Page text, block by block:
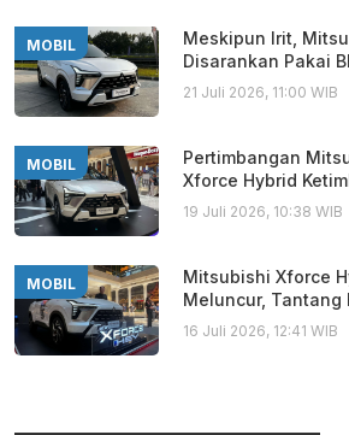
MOBIL
Meskipun Irit,
Disarankan Pakai
21 Juli 2026, 11:00 WIB
MOBIL
Pertimbangan
Xforce Hybrid
19 Juli 2026, 10:38 WIB
MOBIL
Mitsubishi Xforce
Meluncur, Tantang
16 Juli 2026, 12:41 WIB